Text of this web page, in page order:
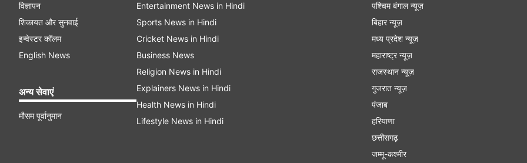
विज्ञापन
शिकायत और सुनवाई
इन्वेस्टर कॉलम
English News
अन्य सेवाएं
मौसम पूर्वानुमान
Entertainment News in Hindi
Sports News in Hindi
Cricket News in Hindi
Business News
Religion News in Hindi
Explainers News in Hindi
Health News in Hindi
Lifestyle News in Hindi
पश्चिम बंगाल न्यूज़
बिहार न्यूज़
मध्य प्रदेश न्यूज़
महाराष्ट्र न्यूज़
राजस्थान न्यूज़
गुजरात न्यूज़
पंजाब
हरियाणा
छत्तीसगढ़
जम्मू-कश्मीर